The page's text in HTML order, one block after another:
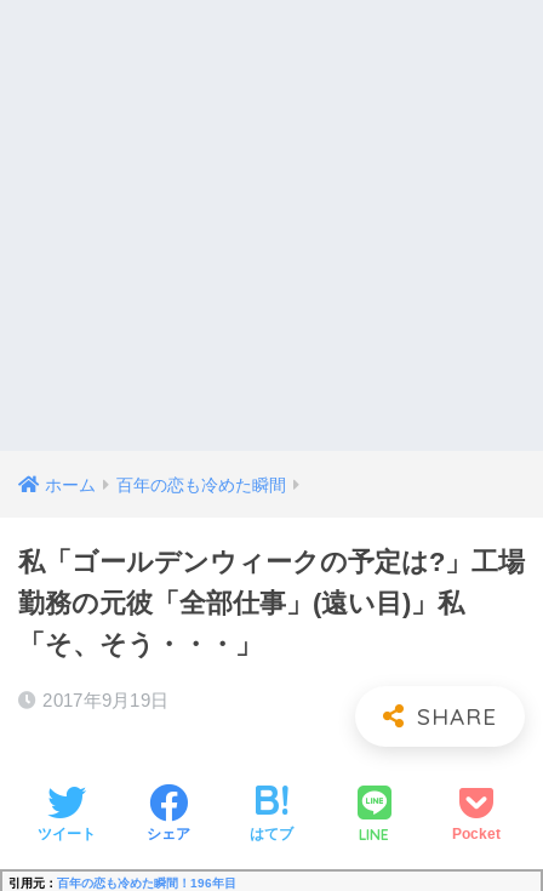
ホーム 百年の恋も冷めた瞬間
私「ゴールデンウィークの予定は?」工場
勤務の元彼「全部仕事」(遠い目)」私
「そ、そう・・・」
2017年9月19日
ツイート シェア はてブ LINE Pocket
引用元： 百年の恋も冷めた瞬間！196年目